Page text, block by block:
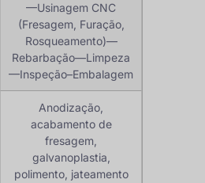
—Usinagem CNC
(Fresagem, Furação,
Rosqueamento)—
Rebarbação—Limpeza
—Inspeção–Embalagem
Anodização,
acabamento de
fresagem,
galvanoplastia,
polimento, jateamento